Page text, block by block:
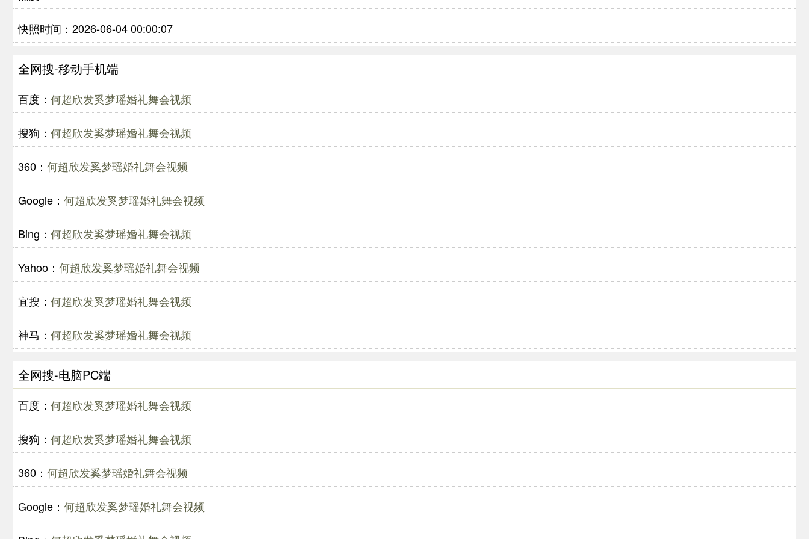
快照时间：2026-06-04 00:00:07
全网搜-移动手机端
百度： 何超欣发奚梦瑶婚礼舞会视频
搜狗： 何超欣发奚梦瑶婚礼舞会视频
360： 何超欣发奚梦瑶婚礼舞会视频
Google： 何超欣发奚梦瑶婚礼舞会视频
Bing： 何超欣发奚梦瑶婚礼舞会视频
Yahoo： 何超欣发奚梦瑶婚礼舞会视频
宜搜： 何超欣发奚梦瑶婚礼舞会视频
神马： 何超欣发奚梦瑶婚礼舞会视频
全网搜-电脑PC端
百度： 何超欣发奚梦瑶婚礼舞会视频
搜狗： 何超欣发奚梦瑶婚礼舞会视频
360： 何超欣发奚梦瑶婚礼舞会视频
Google： 何超欣发奚梦瑶婚礼舞会视频